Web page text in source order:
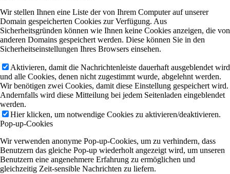
Wir stellen Ihnen eine Liste der von Ihrem Computer auf unserer
Domain gespeicherten Cookies zur Verfügung. Aus
Sicherheitsgründen können wie Ihnen keine Cookies anzeigen, die von
anderen Domains gespeichert werden. Diese können Sie in den
Sicherheitseinstellungen Ihres Browsers einsehen.
Aktivieren, damit die Nachrichtenleiste dauerhaft ausgeblendet wird
und alle Cookies, denen nicht zugestimmt wurde, abgelehnt werden.
Wir benötigen zwei Cookies, damit diese Einstellung gespeichert wird.
Andernfalls wird diese Mitteilung bei jedem Seitenladen eingeblendet
werden.
Hier klicken, um notwendige Cookies zu aktivieren/deaktivieren.
Pop-up-Cookies
Wir verwenden anonyme Pop-up-Cookies, um zu verhindern, dass
Benutzern das gleiche Pop-up wiederholt angezeigt wird, um unseren
Benutzern eine angenehmere Erfahrung zu ermöglichen und
gleichzeitig Zeit-sensible Nachrichten zu liefern.